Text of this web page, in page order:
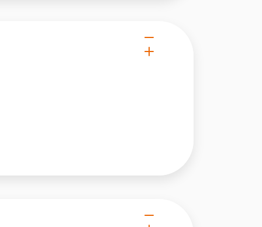
i analizować ruch w
w zamierzony